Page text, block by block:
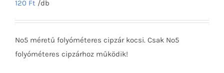
120 Ft /db
No5 méretű folyóméteres cipzár kocsi. Csak No5
folyóméteres cipzárhoz működik!